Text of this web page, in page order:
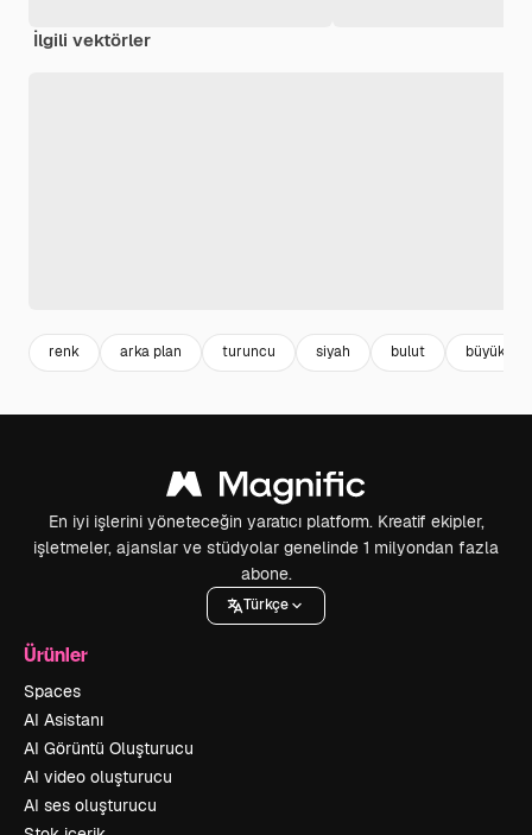
İlgili vektörler
renk arka plan turuncu siyah bulut büyük
En iyi işlerini yöneteceğin yaratıcı platform. Kreatif ekipler,
işletmeler, ajanslar ve stüdyolar genelinde 1 milyondan fazla
abone.
Türkçe
Ürünler
Spaces
AI Asistanı
AI Görüntü Oluşturucu
AI video oluşturucu
AI ses oluşturucu